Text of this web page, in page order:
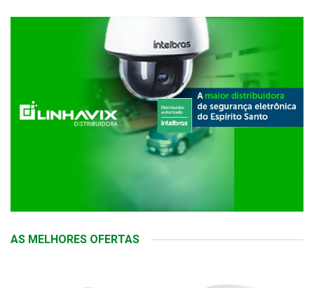
AS MELHORES OFERTAS